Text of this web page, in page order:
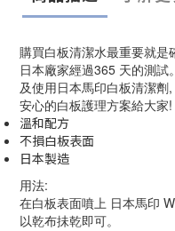
購買白板清潔水最重要就是
日本廠家經過365 天的測
及使用日本馬印白板清潔
安心的白板護理方案給大家!
溫和配方
不損白板表面
日本製造
用法:
在白板表面噴上 日本馬印
以乾布抺乾即可。